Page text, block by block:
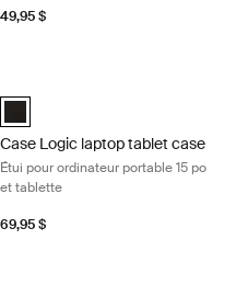
49,95 $
Case Logic 15" Laptop and
Case Logic laptop tablet case
Étui pour ordinateur portable 15 po
et tablette
69,95 $